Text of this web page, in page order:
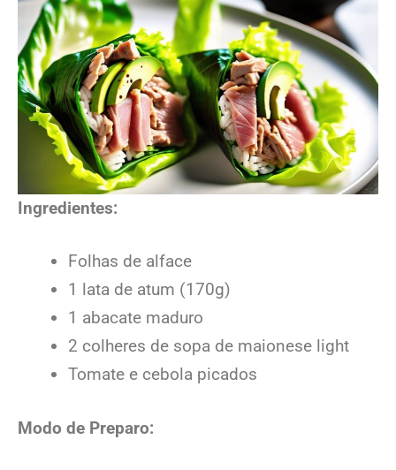
Ingredientes:
Folhas de alface
1 lata de atum (170g)
1 abacate maduro
2 colheres de sopa de maionese light
Tomate e cebola picados
Modo de Preparo: